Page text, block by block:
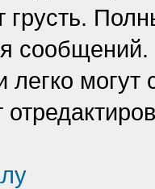
грусть.
сообщений.
легко